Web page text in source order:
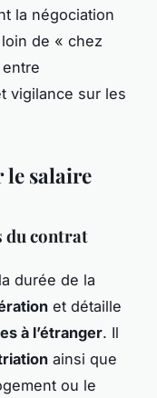
la négociation
de « chez
vigilance sur les
le salaire
du contrat
durée de la
et détaille
à l’étranger. Il
ainsi que
ou le